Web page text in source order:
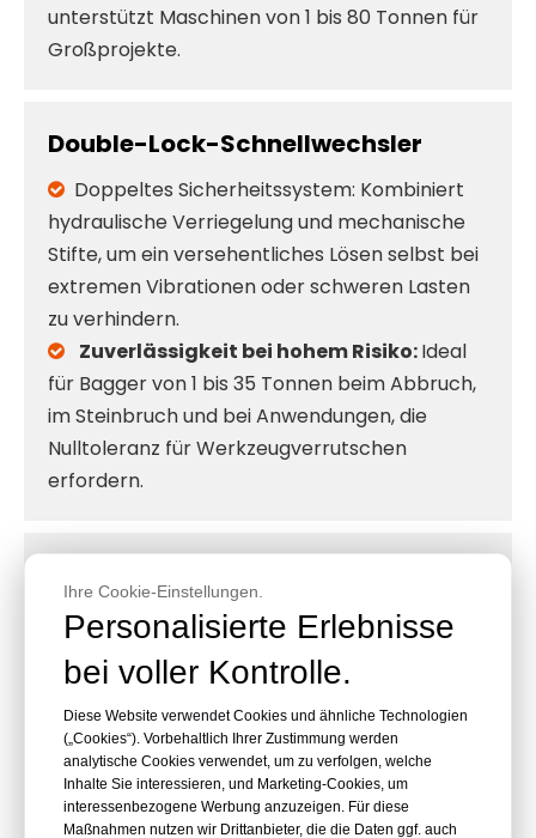
Ihre Cookie-Einstellungen.
Personalisierte Erlebnisse
bei voller Kontrolle.
Diese Website verwendet Cookies und ähnliche Technologien
(„Cookies“). Vorbehaltlich Ihrer Zustimmung werden
analytische Cookies verwendet, um zu verfolgen, welche
Inhalte Sie interessieren, und Marketing-Cookies, um
interessenbezogene Werbung anzuzeigen. Für diese
Maßnahmen nutzen wir Drittanbieter, die die Daten ggf. auch
unterstützt Maschinen von 1 bis 80 Tonnen für
Großprojekte.
​Double-Lock-Schnellwechsler​
 ​Doppeltes Sicherheitssystem: Kombiniert
hydraulische Verriegelung und mechanische
Stifte, um ein versehentliches Lösen selbst bei
extremen Vibrationen oder schweren Lasten
zu verhindern.
 Zuverlässigkeit bei hohem Risiko:Ideal
für Bagger von 1 bis 35 Tonnen beim Abbruch,
im Steinbruch und bei Anwendungen, die
Nulltoleranz für Werkzeugverrutschen
erfordern.
​Präzisionswinkeln :140°-180°
Neigungsbereich zum Planieren, Hangformen
und Grabenziehen auf unebenem Gelände.
​Kompakte Anpassungsfähigkeit:Optimiert
für 1-23-Tonnen-Kompaktbagger im
Landschaftsbau und auf engen städtischen
Baustellen.